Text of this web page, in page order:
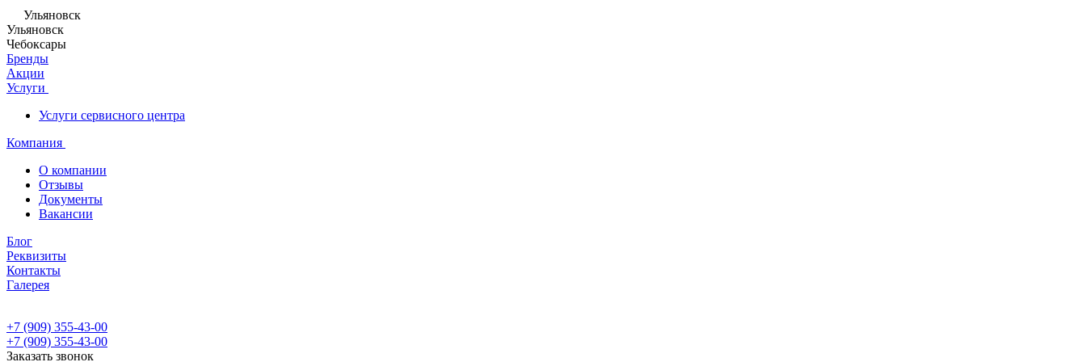
Ульяновск
Ульяновск
Чебоксары
Бренды
Акции
Услуги
Услуги сервисного центра
Компания
О компании
Отзывы
Документы
Вакансии
Блог
Реквизиты
Контакты
Галерея
+7 (909) 355-43-00
+7 (909) 355-43-00
Заказать звонок